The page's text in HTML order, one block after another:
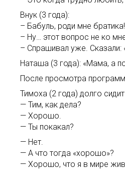
Внук (3 года):
– Бабуль, роди мне братика!
– Ну… этот вопрос не ко
– Спрашивал уже. Сказали:
Наташа (3 года): «Мама, а
После просмотра
Тимоха (2 года) долго
— Тим, как дела?
— Хорошо.
— Ты покакал?
— Нет.
— А что тогда «хорошо»?
— Хорошо, что я в мире